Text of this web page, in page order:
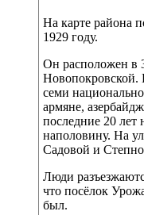
На карте района
1929 году.
Он расположен в
Новопокровской.
семи
армяне,
последние 20 лет
наполовину. На
Садовой и
Люди
что посёлок
был.